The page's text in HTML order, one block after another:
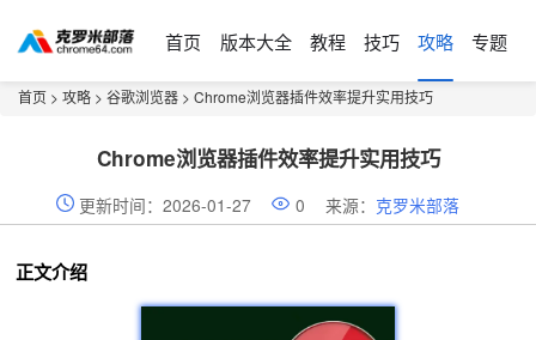
首页 版本大全 教程 技巧 攻略 专题
首页 > 攻略 > 谷歌浏览器 > Chrome浏览器插件效率提升实用技巧
Chrome浏览器插件效率提升实用技巧
更新时间：2026-01-27 0 来源： 克罗米部落
正文介绍